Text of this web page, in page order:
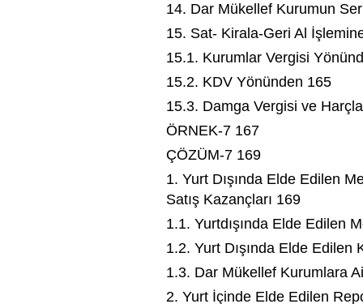
14. Dar Mükellef Kurumun
15. Sat- Kirala-Geri Al
15.1. Kurumlar Vergisi
15.2. KDV Yönünden 165
15.3. Damga Vergisi ve
ÖRNEK-7 167
ÇÖZÜM-7 169
1. Yurt Dışında Elde Edilen
Satış Kazançları 169
1.1. Yurtdışında Elde Edilen
1.2. Yurt Dışında Elde Edilen
1.3. Dar Mükellef Kurumlara
2. Yurt İçinde Elde Edilen